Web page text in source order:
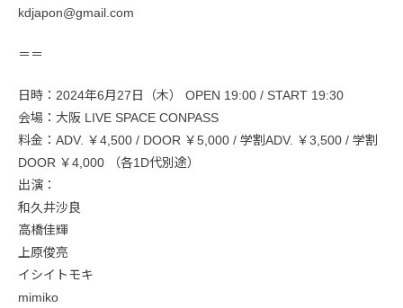
kdjapon@gmail.com
＝＝
日時：2024年6月27日（木） OPEN 19:00 / START 19:30
会場：大阪 LIVE SPACE CONPASS
料金：ADV. ￥4,500 / DOOR ￥5,000 / 学割ADV. ￥3,500 / 学割
DOOR ￥4,000 （各1D代別途）
出演：
和久井沙良
高橋佳輝
上原俊亮
イシイトモキ
mimiko